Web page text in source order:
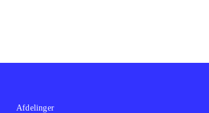
Afdelinger